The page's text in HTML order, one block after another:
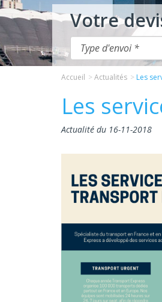
Accueil Actualités Les
Les
Actualité du 16-11-2018
Votre